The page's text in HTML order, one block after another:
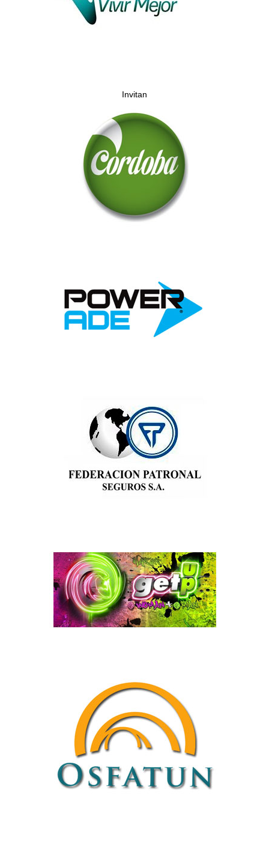
Invitan